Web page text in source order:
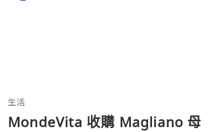
生活
MondeVita 收購 Magliano 母